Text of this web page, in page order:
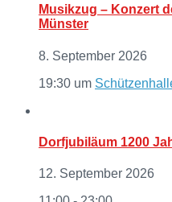
Musikzug – Konzert
Münster
8. September 2026
19:30 um
Dorfjubiläum 1200
12. September 2026